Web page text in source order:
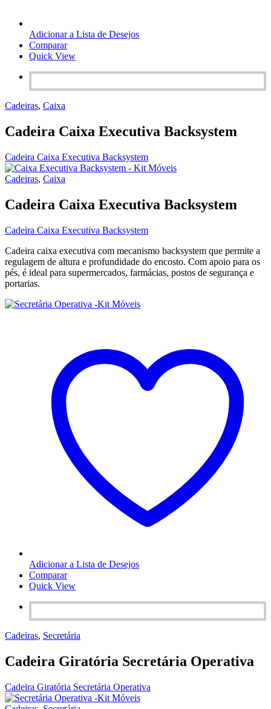
Adicionar a Lista de Desejos
Comparar
Quick View
Cadeiras, Caixa
Cadeira Caixa Executiva Backsystem
Cadeira Caixa Executiva Backsystem
Cadeiras, Caixa
Cadeira Caixa Executiva Backsystem
Cadeira Caixa Executiva Backsystem
Cadeira caixa executiva com mecanismo backsystem que permite a
regulagem de altura e profundidade do encosto. Com apoio para os
pés, é ideal para supermercados, farmácias, postos de segurança e
portarias.
Adicionar a Lista de Desejos
Comparar
Quick View
Cadeiras, Secretária
Cadeira Giratória Secretária Operativa
Cadeira Giratória Secretária Operativa